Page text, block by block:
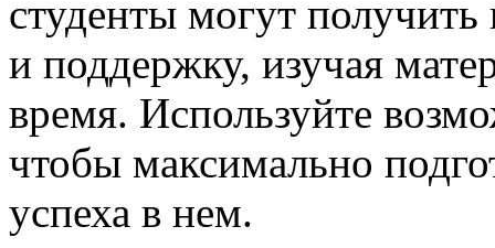
студенты могут
и поддержку, изучая
время. Используйте
чтобы максимально
успеха в нем.